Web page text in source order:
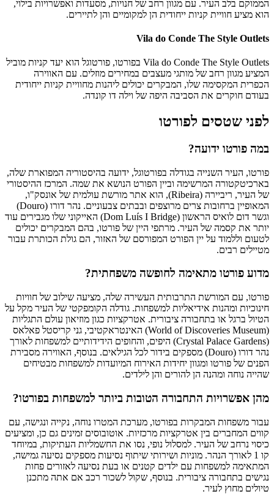
הממוקם בלב העיר. עם מגוון רחב של חנויות, מסעדות ואפשרויות בילוי,
הוא מציע חוויית קניות ייחודית הן למקומיים והן לתיירים.
Vila do Conde The Style Outlets
Vila do Conde The Style Outlets בפורטו, פורטוגל הוא יעד קניות מוביל
המציע מגוון רחב של מותגי מעצבים במחירים מוזלים. עם האווירה
הכפרית המקסימה שלו, המבקרים יכולים ליהנות מחוויית קניות ייחודית
בעודם חוקרים את הסביבה היפה של וילה דו קונדה.
לפני שטסים לפורטו
במה פורטו ידועה?
פורטו, העיר השנייה בגודלה בפורטוגל, ידועה בהיסטוריה המפוארת שלה,
בארכיטקטורה המרשימה וביין הפורט הנושא את שמה. המרכז ההיסטורי
של העיר, ריביירה (Ribeira), הוא אתר מורשת עולמית של אונסק"ו,
המאופיין ברחובות צרים מרוצפים ובבתים צבעוניים. נהר דורו (Douro)
וגשר דום לואיס הראשון (Dom Luís I Bridge) האייקוני שלו מגבירים עוד
יותר את קסמה של העיר. מרתפי היין של פורטו, בהם המבקרים יכולים
לטעום וללמוד על יין הפורט המפורסם של האזור, הם גולת הכותרת עבור
מטיילים רבים.
מדוע פורטו מתאימה לחופשה משפחתית?
פורטו, עם המורשת התרבותית העשירה שלה, מציעה שילוב של חוויות
חינוכיות ומהנות אידיאליות למשפחות. גודלה הקומפקטי של העיר מקל על
הטיול ברגל או בתחבורה ציבורית. אטרקציות כגון מוזיאון עולם התגליות
(World of Discoveries Museum) האינטראקטיבי, גני קריסטל פאלאס
(Crystal Palace Gardens) היפים, והחופים הידידותיים למשפחות לאורך
נהר דורו (Douro) מספקים בידור לכל הגילאים. בנוסף, האווירה מסבירת
הפנים של פורטו ומגוון יחידות האירוח המיועדות למשפחות מבטיחים
שהייה נוחה ומהנה הן להורים והן לילדים.
מהן אפשרויות התחבורה הטובות ביותר למשפחות בפורטו?
עבור משפחות המבקרות בפורטו, מערכת המטרו נוחה, נקייה ונגישה, עם
קווים המחברים בין אטרקציות מרכזיות. אוטובוסים זמינים גם כן, ומציעים
כיסוי נרחב של העיר. למסלול נופי, נסו את החשמליות העתיקות, במיוחד
קו 1 לאורך הנהר. מוניות ושירותי שיתוף נסיעות מספקים נסיעה גמישה,
המתאימה למשפחות עם ילדים קטנים או בעת נסיעה לאזורים פחות
נגישים בתחבורה ציבורית. בנוסף, שקול לשכור רכב אם אתה מתכנן
טיולים מחוץ לעיר.